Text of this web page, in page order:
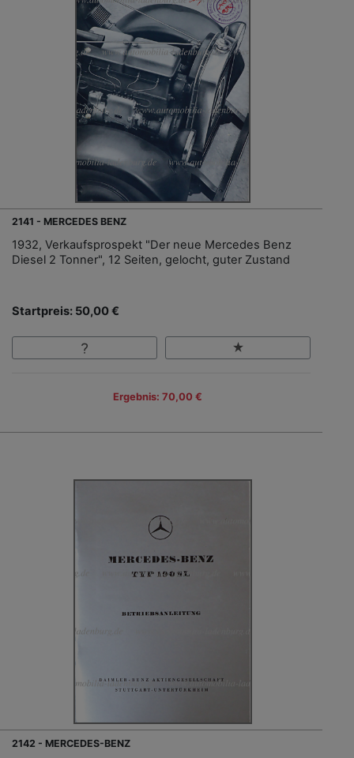
2141 - MERCEDES BENZ
1932, Verkaufsprospekt "Der neue Mercedes Benz
Diesel 2 Tonner", 12 Seiten, gelocht, guter Zustand
Startpreis: 50,00 €
Ergebnis: 70,00 €
2142 - MERCEDES-BENZ